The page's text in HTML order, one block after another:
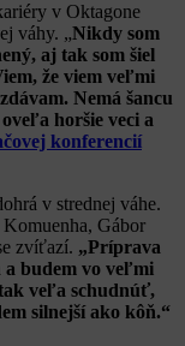
v Oktagone
váhy. „Nikdy som
aj tak som šiel
že viem veľmi
Nemá šancu
horšie veci a
konferencií
v strednej váhe.
Gábor
zvíťazí. „Príprava
a budem vo veľmi
veľa schudnúť,
silnejší ako kôň.“